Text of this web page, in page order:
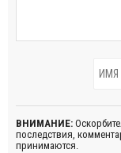
ВНИМАНИЕ:
последствия,
принимаются.